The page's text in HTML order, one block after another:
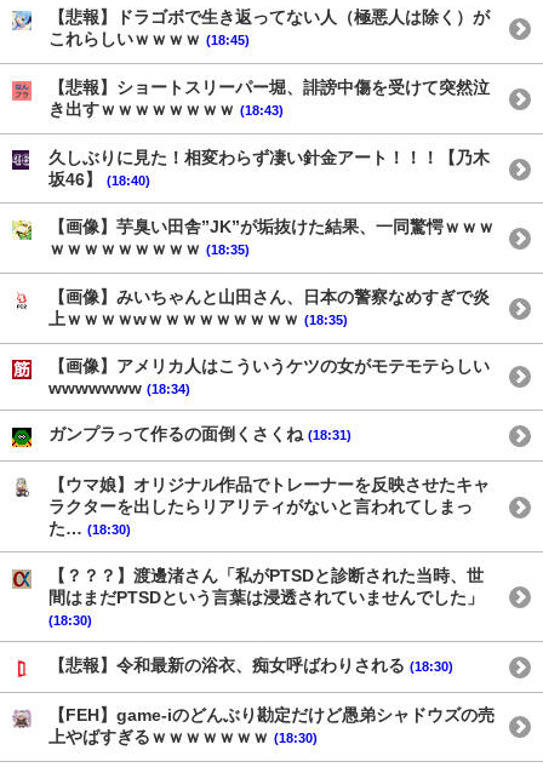
【悲報】ドラゴボで生き返ってない人（極悪人は除く）が
これらしいｗｗｗｗ (18:45)
【悲報】ショートスリーパー堀、誹謗中傷を受けて突然泣
き出すｗｗｗｗｗｗｗｗ (18:43)
久しぶりに見た！相変わらず凄い針金アート！！！【乃木
坂46】
(18:40)
【画像】芋臭い田舎”JK”が垢抜けた結果、一同驚愕ｗｗｗ
ｗｗｗｗｗｗｗｗｗ (18:35)
【画像】みいちゃんと山田さん、日本の警察なめすぎで炎
上ｗｗｗｗwｗｗｗｗｗｗｗｗｗ (18:35)
【画像】アメリカ人はこういうケツの女がモテモテらしい
wwwwwww (18:34)
ガンプラって作るの面倒くさくね (18:31)
【ウマ娘】オリジナル作品でトレーナーを反映させたキャ
ラクターを出したらリアリティがないと言われてしまっ
た… (18:30)
【？？？】渡邊渚さん「私がPTSDと診断された当時、世
間はまだPTSDという言葉は浸透されていませんでした」
(18:30)
【悲報】令和最新の浴衣、痴女呼ばわりされる (18:30)
【FEH】game-iのどんぶり勘定だけど愚弟シャドウズの売
上やばすぎるｗｗｗｗｗｗｗ (18:30)